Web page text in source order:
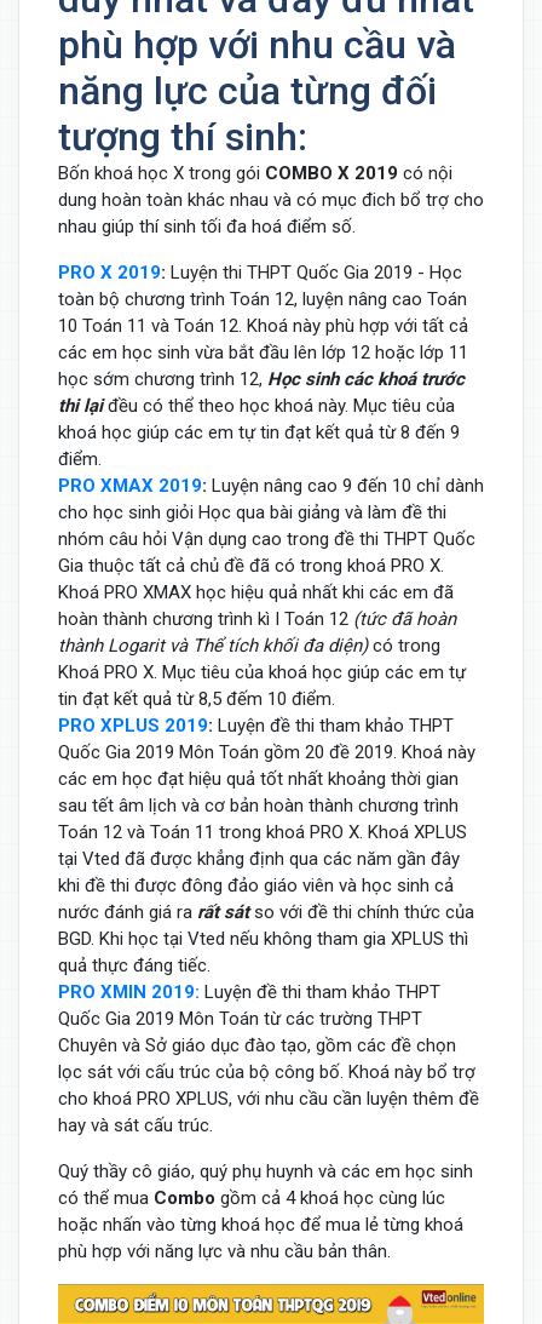
phù hợp với nhu cầu và
năng lực của từng đối
tượng thí sinh:
Bốn khoá học X trong gói COMBO X 2019 có nội
dung hoàn toàn khác nhau và có mục đich bổ trợ cho
nhau giúp thí sinh tối đa hoá điểm số.
PRO X 2019: Luyện thi THPT Quốc Gia 2019 - Học
toàn bộ chương trình Toán 12, luyện nâng cao Toán
10 Toán 11 và Toán 12. Khoá này phù hợp với tất cả
các em học sinh vừa bắt đầu lên lớp 12 hoặc lớp 11
học sớm chương trình 12, Học sinh các khoá trước
thi lại đều có thể theo học khoá này. Mục tiêu của
khoá học giúp các em tự tin đạt kết quả từ 8 đến 9
điểm.
PRO XMAX 2019: Luyện nâng cao 9 đến 10 chỉ dành
cho học sinh giỏi Học qua bài giảng và làm đề thi
nhóm câu hỏi Vận dụng cao trong đề thi THPT Quốc
Gia thuộc tất cả chủ đề đã có trong khoá PRO X.
Khoá PRO XMAX học hiệu quả nhất khi các em đã
hoàn thành chương trình kì I Toán 12 (tức đã hoàn
thành Logarit và Thể tích khối đa diện)có trong
Khoá PRO X. Mục tiêu của khoá học giúp các em tự
tin đạt kết quả từ 8,5 đếm 10 điểm.
PRO XPLUS 2019: Luyện đề thi tham khảo THPT
Quốc Gia 2019 Môn Toán gồm 20 đề 2019. Khoá này
các em học đạt hiệu quả tốt nhất khoảng thời gian
sau tết âm lịch và cơ bản hoàn thành chương trình
Toán 12 và Toán 11 trong khoá PRO X. Khoá XPLUS
tại Vted đã được khẳng định qua các năm gần đây
khi đề thi được đông đảo giáo viên và học sinh cả
nước đánh giá ra rất sátso với đề thi chính thức của
BGD. Khi học tại Vted nếu không tham gia XPLUS thì
quả thực đáng tiếc.
PRO XMIN 2019: Luyện đề thi tham khảo THPT
Quốc Gia 2019 Môn Toán từ các trường THPT
Chuyên và Sở giáo dục đào tạo, gồm các đề chọn
lọc sát với cấu trúc của bộ công bố. Khoá này bổ trợ
cho khoá PRO XPLUS, với nhu cầu cần luyện thêm đề
hay và sát cấu trúc.
Quý thầy cô giáo, quý phụ huynh và các em học sinh
có thể mua Combo gồm cả 4 khoá học cùng lúc
hoặc nhấn vào từng khoá học để mua lẻ từng khoá
phù hợp với năng lực và nhu cầu bản thân.